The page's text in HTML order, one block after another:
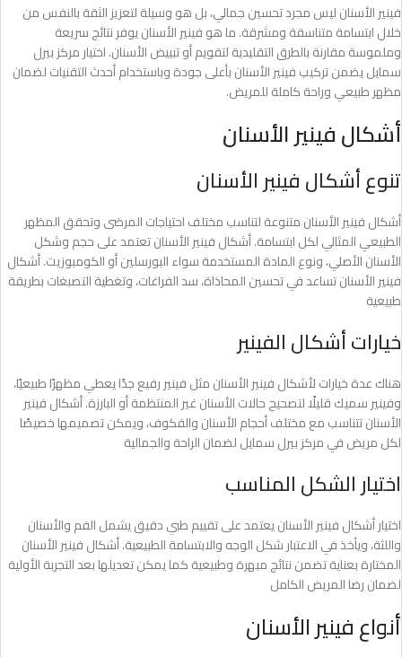
فينير الأسنان ليس مجرد تحسين جمالي، بل هو وسيلة لتعزيز الثقة بالنفس من
خلال ابتسامة متناسقة ومشرقة. ما هو فينير الأسنان يوفر نتائج سريعة
وملموسة مقارنة بالطرق التقليدية لتقويم أو تبييض الأسنان. اختيار مركز بيرل
سمايل يضمن تركيب فينير الأسنان بأعلى جودة وباستخدام أحدث التقنيات لضمان
مظهر طبيعي وراحة كاملة للمريض.
أشكال فينير الأسنان
تنوع أشكال فينير الأسنان
أشكال فينير الأسنان متنوعة لتناسب مختلف احتياجات المرضى وتحقق المظهر
الطبيعي المثالي لكل ابتسامة. أشكال فينير الأسنان تعتمد على حجم وشكل
الأسنان الأصلي، ونوع المادة المستخدمة سواء البورسلين أو الكومبوزيت. أشكال
فينير الأسنان تساعد في تحسين المحاذاة، سد الفراغات، وتغطية التصبغات بطريقة
طبيعية
خيارات أشكال الفينير
هناك عدة خيارات لأشكال فينير الأسنان مثل فينير رفيع جدًا يعطي مظهرًا طبيعيًا،
وفينير سميك قليلًا لتصحيح حالات الأسنان غير المنتظمة أو البارزة. أشكال فينير
الأسنان تتناسب مع مختلف أحجام الأسنان والفكوف، ويمكن تصميمها خصيصًا
لكل مريض في مركز بيرل سمايل لضمان الراحة والجمالية
اختيار الشكل المناسب
اختيار أشكال فينير الأسنان يعتمد على تقييم طبي دقيق يشمل الفم والأسنان
واللثة، ويأخذ في الاعتبار شكل الوجه والابتسامة الطبيعية. أشكال فينير الأسنان
المختارة بعناية تضمن نتائج مبهرة وطبيعية كما يمكن تعديلها بعد التجربة الأولية
لضمان رضا المريض الكامل
أنواع فينير الأسنان